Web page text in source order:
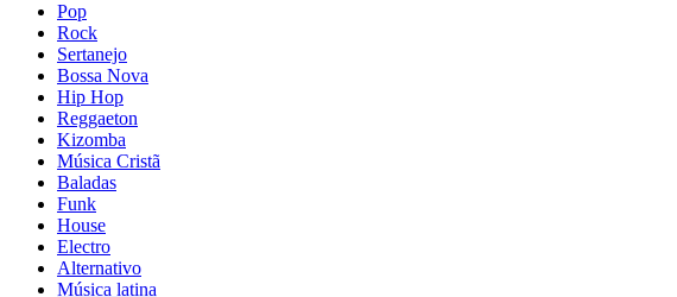
Pop
Rock
Sertanejo
Bossa Nova
Hip Hop
Reggaeton
Kizomba
Música Cristã
Baladas
Funk
House
Electro
Alternativo
Música latina